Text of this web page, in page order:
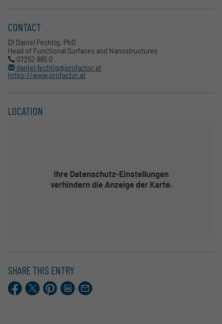
CONTACT
DI Daniel Fechtig, PhD
Head of Functional Surfaces and Nanostructures
07252 885 0
daniel.fechtig@profactor.at
https://www.profactor.at
LOCATION
SHARE THIS ENTRY
Facebook
X.comPinterestLinkedIn
E-
Mail